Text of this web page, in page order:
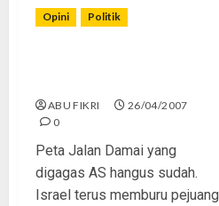
Opini Politik
ABU FIKRI
26/04/2007
0
Peta Jalan Damai yang
digagas AS hangus sudah.
Israel terus memburu pejuang